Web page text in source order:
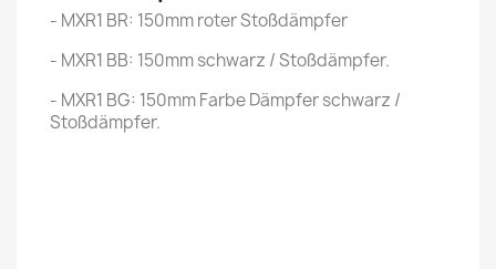
- MXR1 BR: 150mm roter Stoßdämpfer
- MXR1 BB: 150mm schwarz / Stoßdämpfer.
- MXR1 BG: 150mm Farbe Dämpfer schwarz /
Stoßdämpfer.